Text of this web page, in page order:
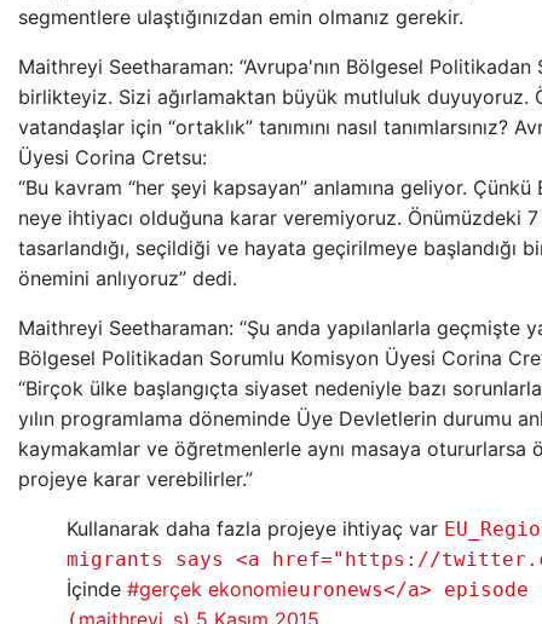
segmentlere ulaştığınızdan emin olmanız gerekir.
Maithreyi Seetharaman: “Avrupa'nın Bölgesel
birlikteyiz. Sizi ağırlamaktan büyük mutluluk duyuyoruz.
vatandaşlar için “ortaklık” tanımını nasıl
Üyesi Corina Cretsu:
“Bu kavram “her şeyi kapsayan” anlamına geliyor.
neye ihtiyacı olduğuna karar veremiyoruz. Önümüzdeki
tasarlandığı, seçildiği ve hayata geçirilmeye başlandığı
önemini anlıyoruz” dedi.
Maithreyi Seetharaman: “Şu anda yapılanlarla geçmişte
Bölgesel Politikadan Sorumlu Komisyon Üyesi Corina
“Birçok ülke başlangıçta siyaset nedeniyle bazı
yılın programlama döneminde Üye Devletlerin durumu
kaymakamlar ve öğretmenlerle aynı masaya otururlarsa
projeye karar verebilirler.”
Kullanarak daha fazla projeye ihtiyaç var
migrants says <a href="https://
İçinde #gerçek ekonomieuronews</a>
maithreyi_s) 5 Kasım 2015